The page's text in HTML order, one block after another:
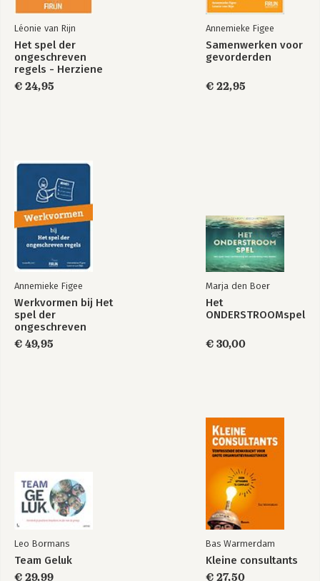
Ongeschreven
regels
Werkvormen bij Het
spel der
ongeschreven
regels
Léonie van Rijn
Het spel der
ongeschreven
regels - Herziene
editie
€ 24,95
Annemieke Figee
Samenwerken voor
gevorderden
€ 22,95
Annemieke Figee
Werkvormen bij Het
spel der
ongeschreven
regels
€ 49,95
Marja den Boer
Het
ONDERSTROOMspel
€ 30,00
Leo Bormans
Team Geluk
€ 29,99
Bas Warmerdam
Kleine consultants
€ 27,50